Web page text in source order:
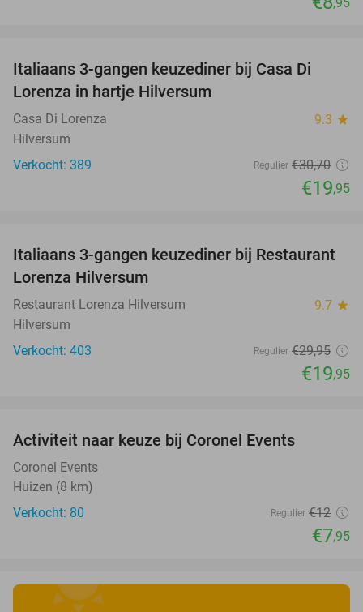
,95
Italiaans 3-gangen keuzediner bij Casa Di
Lorenza in hartje Hilversum
Casa Di Lorenza 9.3 star
Hilversum
Verkocht: 389
Regulier €30,70
€19,95
33%
Italiaans 3-gangen keuzediner bij Restaurant
Lorenza Hilversum
Restaurant Lorenza Hilversum 9.7 star
Hilversum
Verkocht: 403
Regulier €29,95
€19,95
Activiteit naar keuze bij Coronel Events
Coronel Events
Huizen (8 km)
Verkocht: 80
Regulier €12
€7,95